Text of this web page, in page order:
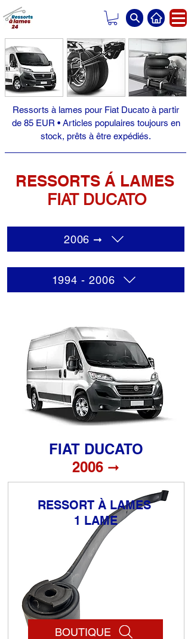
Ressorts à lames pour Fiat Ducato à partir
de 85 EUR • Articles populaires toujours en
stock, prêts à être expédiés.
RESSORTS Á LAMES
FIAT DUCATO
2006 ➞
1994 - 2006
FIAT DUCATO
2006 ➞
RESSORT À LAMES
1 LAME
BOUTIQUE